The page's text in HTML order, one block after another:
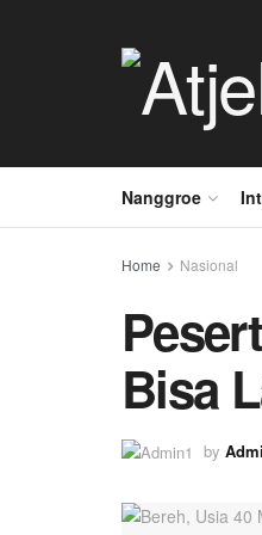
Nanggroe
Home Nasional
Bisa
by